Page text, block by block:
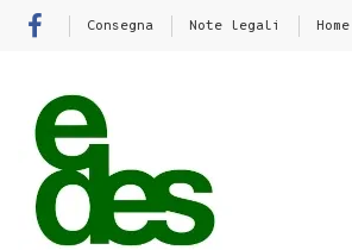
Consegna Note legali Home